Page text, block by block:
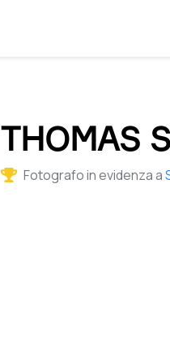
THOMAS
Fotografo in evidenza a